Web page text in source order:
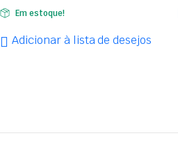
Em estoque!
Adicionar à lista de desejos